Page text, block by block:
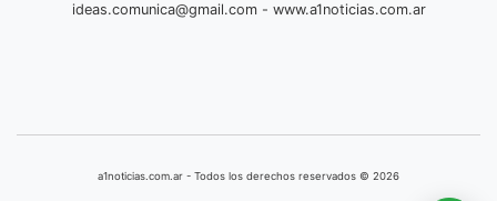
ideas.comunica@gmail.com- www.a1noticias.com.ar
a1noticias.com.ar - Todos los derechos reservados © 2026